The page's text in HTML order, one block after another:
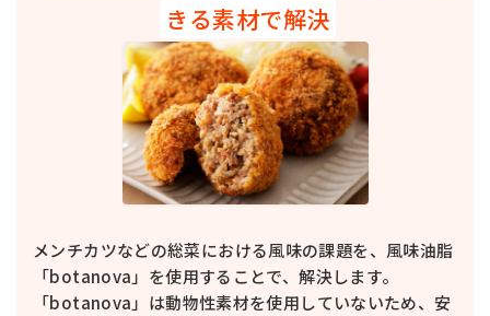
詳細を見る
ショートニング・ラード・調理用油脂
乳脂肪分67.5%、常温で液状のコンパウンドオイルです。製菓製パン、デザ
ート類、調味料、料理ソースなど食品全般にお使いいただけます。
詳細を見る
すぐに使える かける本バター ショートニング・ラード・調理用油脂
バター本来の甘みとコクを凝縮した、常温保管可能な無塩バター風味のオ
イルです。食品全般にお使いいただけます。
クレフルN ショートニング・ラード・調理用油脂
畜肉・魚介類用品質改良剤です。食感をやわらかくする効果があります。
きる素材で解決
メンチカツなどの総菜における風味の課題を、風味油脂
「botanova」を使用することで、解決します。
「botanova」は動物性素材を使用していないため、安